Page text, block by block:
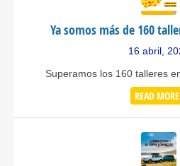
Ya somos más de 160
16 abril,
Superamos los 160 talleres
READ MORE